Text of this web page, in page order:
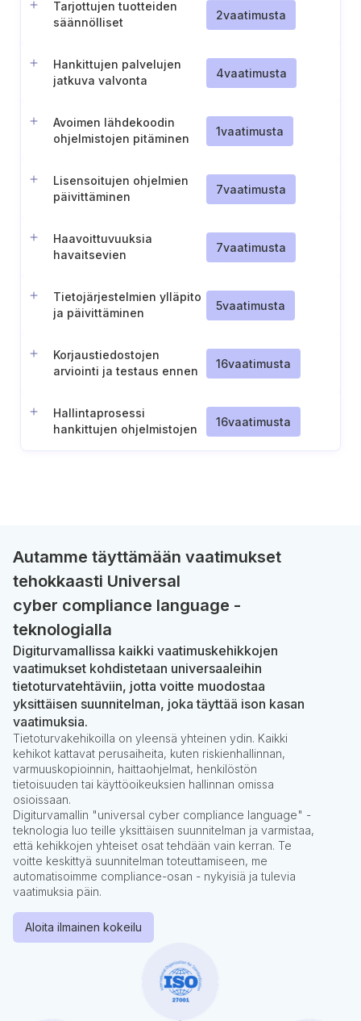
Tarjottujen tuotteiden
säännölliset
2vaatimusta
Hankittujen palvelujen
jatkuva valvonta
4vaatimusta
Avoimen lähdekoodin
ohjelmistojen pitäminen
1vaatimusta
Lisensoitujen ohjelmien
päivittäminen
7vaatimusta
Haavoittuvuuksia
havaitsevien
7vaatimusta
Tietojärjestelmien ylläpito
ja päivittäminen
5vaatimusta
Korjaustiedostojen
arviointi ja testaus ennen
16vaatimusta
Hallintaprosessi
hankittujen ohjelmistojen
16vaatimusta
Autamme täyttämään vaatimukset
tehokkaasti Universal
cyber compliance language -
teknologialla
Digiturvamallissa kaikki vaatimuskehikkojen
vaatimukset kohdistetaan universaaleihin
tietoturvatehtäviin, jotta voitte muodostaa
yksittäisen suunnitelman, joka täyttää ison kasan
vaatimuksia.
Tietoturvakehikoilla on yleensä yhteinen ydin. Kaikki
kehikot kattavat perusaiheita, kuten riskienhallinnan,
varmuuskopioinnin, haittaohjelmat, henkilöstön
tietoisuuden tai käyttöoikeuksien hallinnan omissa
osioissaan.
Digiturvamallin "universal cyber compliance language" -
teknologia luo teille yksittäisen suunnitelman ja varmistaa,
että kehikkojen yhteiset osat tehdään vain kerran. Te
voitte keskittyä suunnitelman toteuttamiseen, me
automatisoimme compliance-osan - nykyisiä ja tulevia
vaatimuksia päin.
Aloita ilmainen kokeilu